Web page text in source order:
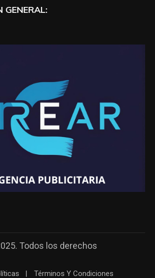
GENERAL:
Todos los derechos
Términos Y Condiciones